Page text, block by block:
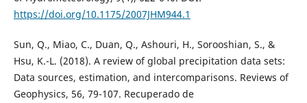
https://doi.org/10.1175/2007JHM944.1
Sun, Q., Miao, C., Duan, Q., Ashouri, H., Sorooshian, S., &
Hsu, K.-L. (2018). A review of global precipitation data sets:
Data sources, estimation, and intercomparisons. Reviews of
Geophysics, 56, 79-107. Recuperado de